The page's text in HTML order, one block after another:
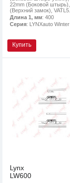
22mm (Боковой
(Верхний замок),
Длина 1, мм: 400
Серия: LYNXauto Winter
Купить
Lynx
LW600